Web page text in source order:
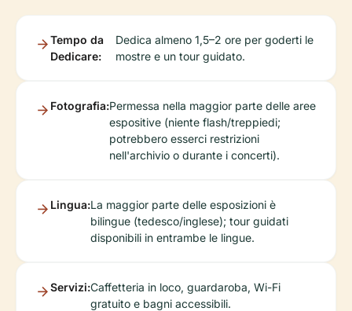
Tempo da
Dedicare:
Dedica almeno 1,5–2 ore per goderti le
mostre e un tour guidato.
Fotografia:Permessa nella maggior parte delle aree
espositive (niente flash/treppiedi;
potrebbero esserci restrizioni
nell'archivio o durante i concerti).
Lingua:La maggior parte delle esposizioni è
bilingue (tedesco/inglese); tour guidati
disponibili in entrambe le lingue.
Servizi:Caffetteria in loco, guardaroba, Wi-Fi
gratuito e bagni accessibili.